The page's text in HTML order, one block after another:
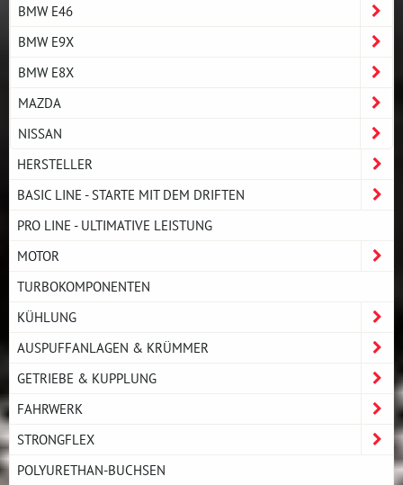
BMW E46
BMW E9X
BMW E8X
MAZDA
NISSAN
HERSTELLER
BASIC LINE - STARTE MIT DEM DRIFTEN
PRO LINE - ULTIMATIVE LEISTUNG
MOTOR
TURBOKOMPONENTEN
KÜHLUNG
AUSPUFFANLAGEN & KRÜMMER
GETRIEBE & KUPPLUNG
FAHRWERK
STRONGFLEX
POLYURETHAN-BUCHSEN